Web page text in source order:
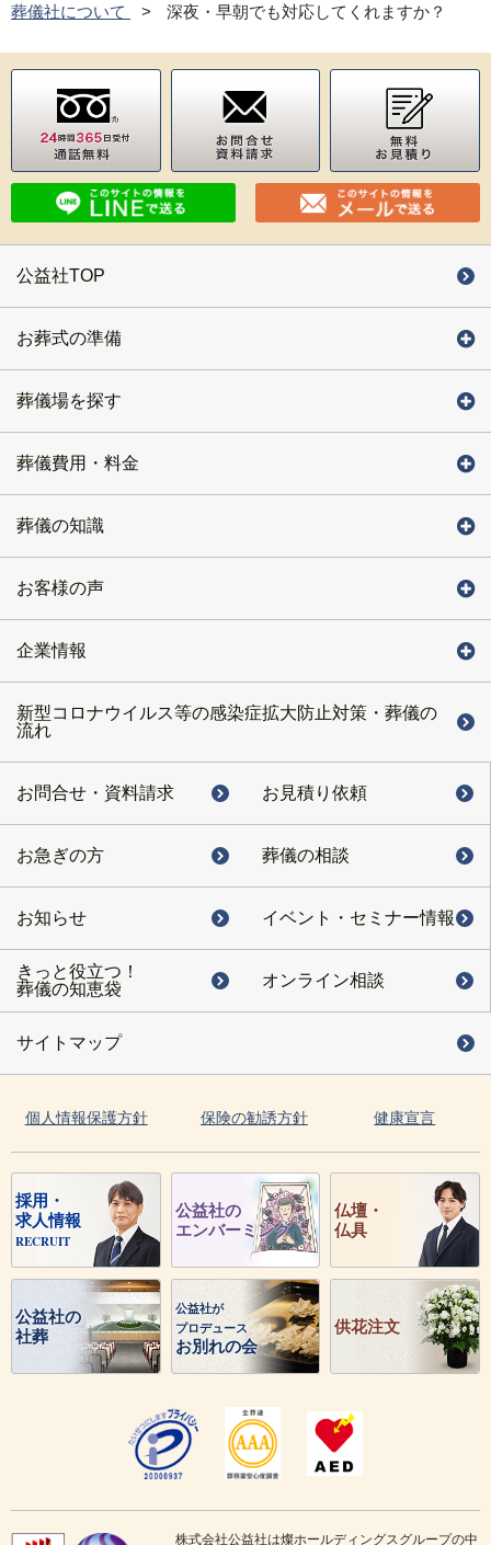
葬儀社について
深夜・早朝でも対応してくれますか？
公益社TOP
お葬式の準備
葬儀場を探す
葬儀費用・料金
葬儀の知識
お客様の声
企業情報
新型コロナウイルス等の感染症拡大防止対策・葬儀の
流れ
お問合せ・ 資料請求 お見積り依頼
お急ぎの方 葬儀の相談
お知らせ イベント・ セミナー情報
きっと役立つ！
葬儀の知恵袋
オンライン相談
サイトマップ
個人情報保護方針 保険の勧誘方針 健康宣言
採用・
求人情報
RECRUIT
公益社の
エンバーミング
仏壇・
仏具
公益社の
社葬
公益社が
プロデュース
お別れの会
供花注文
株式会社公益社は燦ホールディングスグループの中